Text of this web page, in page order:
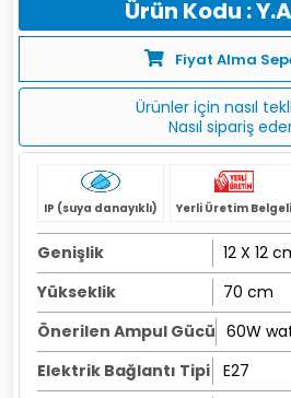
Ürün Kodu :
Fiyat Alma
Ürünler için nasıl
Nasıl sipariş
IP (suya danayıklı) Yerli Üretim Belgeli
Genişlik
12 X 12
Yükseklik
70 cm
Önerilen Ampul Gücü 60W
Elektrik Bağlantı Tipi
E27